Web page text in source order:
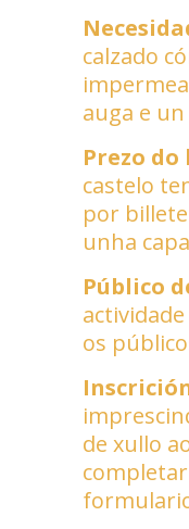
calzado
auga e
Prezo do
castelo
por
unha
Público
os
de xullo